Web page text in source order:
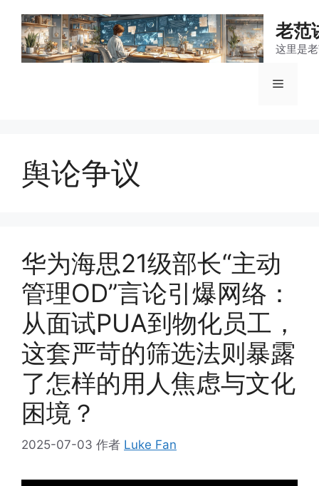
老范
这里是
菜
舆论争议
华为海思21级部长“主动
管理OD”言论引爆网络：
从面试PUA到物化员工，
这套严苛的筛选法则暴露
了怎样的用人焦虑与文化
困境？
2025-07-03 作者 Luke Fan